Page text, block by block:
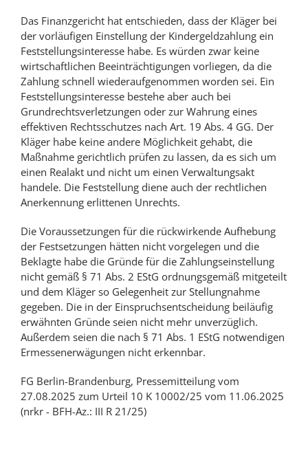
Das Finanzgericht hat entschieden, dass der Kläger bei
der vorläufigen Einstellung der Kindergeldzahlung ein
Feststellungsinteresse habe. Es würden zwar keine
wirtschaftlichen Beeinträchtigungen vorliegen, da die
Zahlung schnell wiederaufgenommen worden sei. Ein
Feststellungsinteresse bestehe aber auch bei
Grundrechtsverletzungen oder zur Wahrung eines
effektiven Rechtsschutzes nach Art. 19 Abs. 4 GG. Der
Kläger habe keine andere Möglichkeit gehabt, die
Maßnahme gerichtlich prüfen zu lassen, da es sich um
einen Realakt und nicht um einen Verwaltungsakt
handele. Die Feststellung diene auch der rechtlichen
Anerkennung erlittenen Unrechts.
Die Voraussetzungen für die rückwirkende Aufhebung
der Festsetzungen hätten nicht vorgelegen und die
Beklagte habe die Gründe für die Zahlungseinstellung
nicht gemäß § 71 Abs. 2 EStG ordnungsgemäß mitgeteilt
und dem Kläger so Gelegenheit zur Stellungnahme
gegeben. Die in der Einspruchsentscheidung beiläufig
erwähnten Gründe seien nicht mehr unverzüglich.
Außerdem seien die nach § 71 Abs. 1 EStG notwendigen
Ermessenerwägungen nicht erkennbar.
FG Berlin-Brandenburg, Pressemitteilung vom
27.08.2025 zum Urteil 10 K 10002/25 vom 11.06.2025
(nrkr - BFH-Az.: III R 21/25)